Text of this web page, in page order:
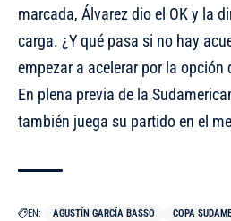
marcada, Álvarez dio el OK y la
carga. ¿Y qué pasa si no hay
empezar a acelerar por la opción
En plena previa de la
también juega su partido en el
EN: AGUSTÍN GARCÍA BASSO COPA